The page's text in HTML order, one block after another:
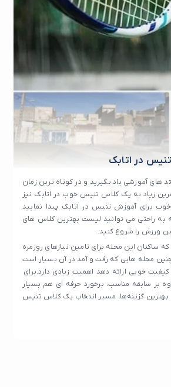
در اتابک
آموزشی یاد بگیرید و در کوتاه ترین زمان
زیاد به یک کلاس تنیس خوب در اتابک نیز
برای آموزش تنیس در اتابک پیدا نمایید
به راحتی می توانید لیست بهترین کلاس های
ورزش را شروع کنید.
ساکنان این محله برای تامین نیازهای روزمره
محله هایی که رفت و آمد در آن بسیار است
خوبی ارائه دهد اهمیت زیادی دارد.برای
بر سابقه مناسب، برخورد حرفه‌ ای هم بسیار
گزینه‌ها، مسیر انتخاب یک کلاس تنیس